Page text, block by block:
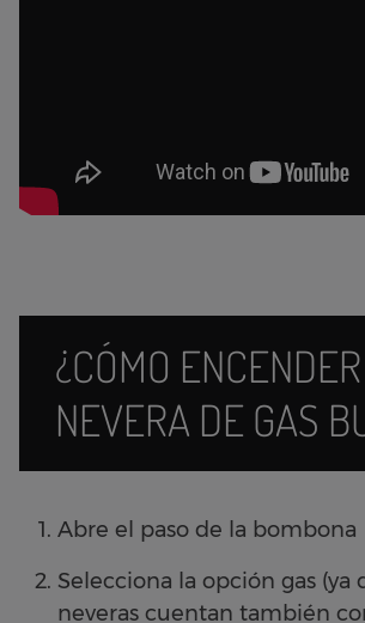
¿CÓMO
NEVERA DE GAS
Abre el paso de la bombona
Selecciona la opción gas (ya
neveras cuentan también